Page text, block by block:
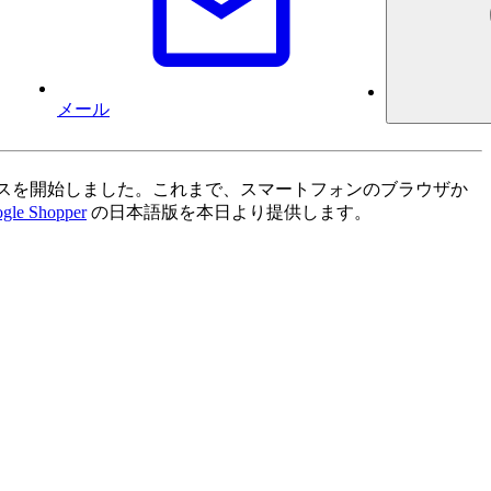
メール
開始しました。これまで、スマートフォンのブラウザか
Shopperの日本語版を本日より提供します。